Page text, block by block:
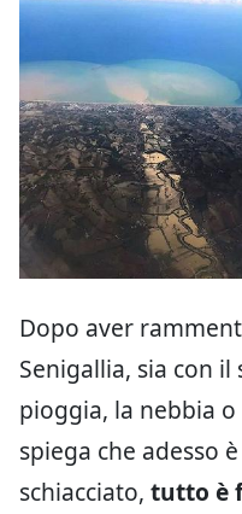
Dopo aver
Senigallia, sia con
pioggia, la nebbia o
spiega che adesso
schiacciato, tutto è